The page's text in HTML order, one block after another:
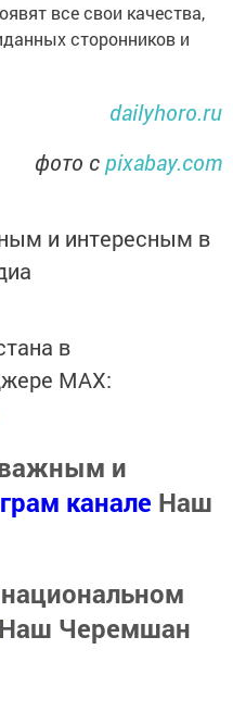
все свои качества,
сторонников и
dailyhoro.ru
фото сpixabay.com
и интересным в
в
MАХ:
и
канале Наш
Наш Черемшан